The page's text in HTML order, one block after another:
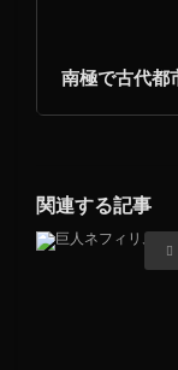
南極で古代都
関連する記事